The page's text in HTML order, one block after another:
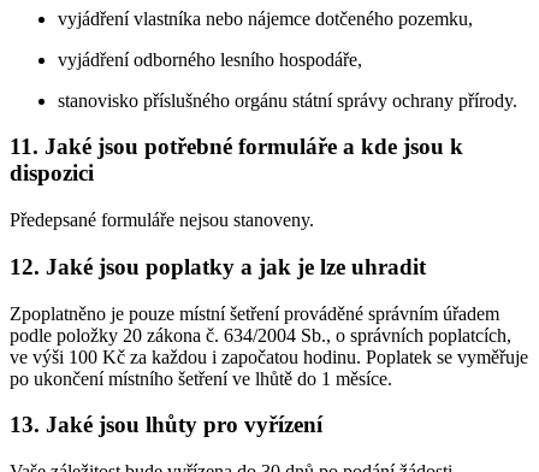
vyjádření vlastníka nebo nájemce dotčeného pozemku,
vyjádření odborného lesního hospodáře,
stanovisko příslušného orgánu státní správy ochrany přírody.
11. Jaké jsou potřebné formuláře a kde jsou k
dispozici
Předepsané formuláře nejsou stanoveny.
12. Jaké jsou poplatky a jak je lze uhradit
Zpoplatněno je pouze místní šetření prováděné správním úřadem
podle položky 20 zákona č. 634/2004 Sb., o správních poplatcích,
ve výši 100 Kč za každou i započatou hodinu. Poplatek se vyměřuje
po ukončení místního šetření ve lhůtě do 1 měsíce.
13. Jaké jsou lhůty pro vyřízení